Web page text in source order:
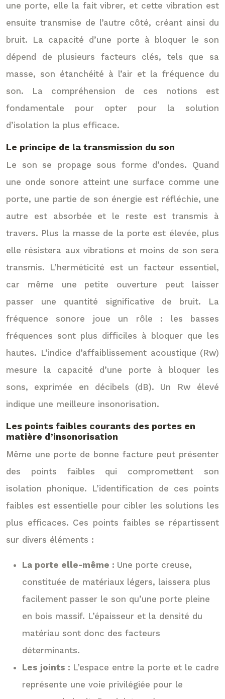
une porte, elle la fait vibrer, et cette vibration est
ensuite transmise de l’autre côté, créant ainsi du
bruit. La capacité d’une porte à bloquer le son
dépend de plusieurs facteurs clés, tels que sa
masse, son étanchéité à l’air et la fréquence du
son. La compréhension de ces notions est
fondamentale pour opter pour la solution
d’isolation la plus efficace.
Le principe de la transmission du son
Le son se propage sous forme d’ondes. Quand
une onde sonore atteint une surface comme une
porte, une partie de son énergie est réfléchie, une
autre est absorbée et le reste est transmis à
travers. Plus la masse de la porte est élevée, plus
elle résistera aux vibrations et moins de son sera
transmis. L’herméticité est un facteur essentiel,
car même une petite ouverture peut laisser
passer une quantité significative de bruit. La
fréquence sonore joue un rôle : les basses
fréquences sont plus difficiles à bloquer que les
hautes. L’indice d’affaiblissement acoustique (Rw)
mesure la capacité d’une porte à bloquer les
sons, exprimée en décibels (dB). Un Rw élevé
indique une meilleure insonorisation.
Les points faibles courants des portes en
matière d’insonorisation
Même une porte de bonne facture peut présenter
des points faibles qui compromettent son
isolation phonique. L’identification de ces points
faibles est essentielle pour cibler les solutions les
plus efficaces. Ces points faibles se répartissent
sur divers éléments :
La porte elle-même : Une porte creuse,
constituée de matériaux légers, laissera plus
facilement passer le son qu’une porte pleine
en bois massif. L’épaisseur et la densité du
matériau sont donc des facteurs
déterminants.
Les joints : L’espace entre la porte et le cadre
représente une voie privilégiée pour le